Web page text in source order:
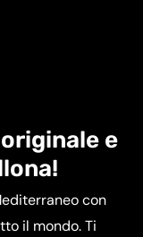
e
con
il mondo. Ti